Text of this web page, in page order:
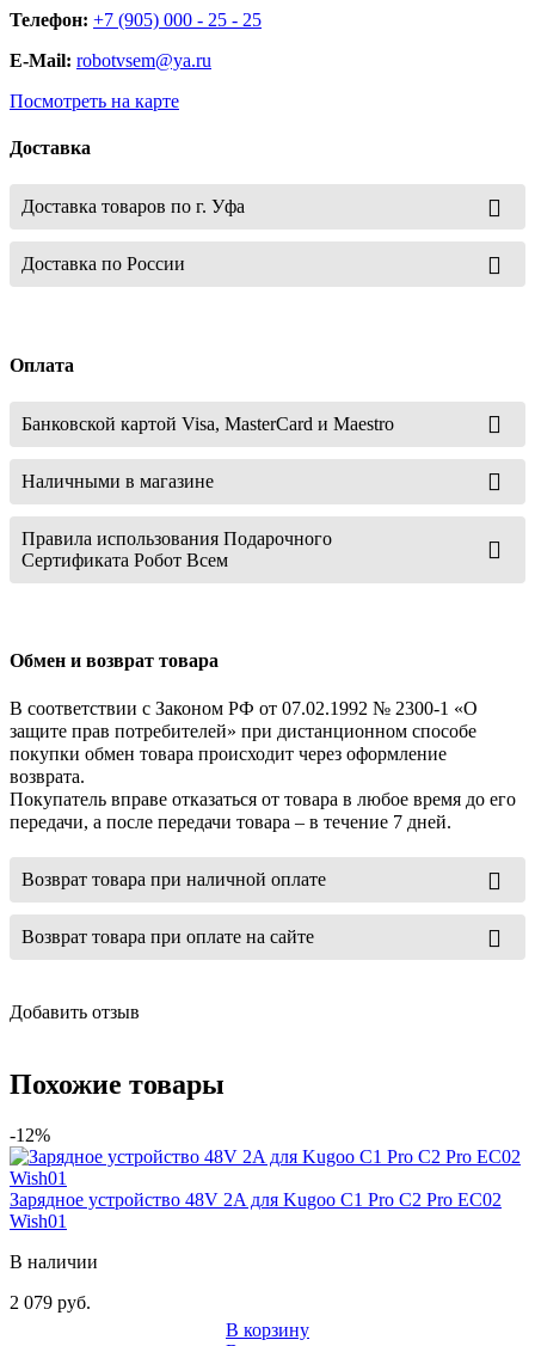
Телефон: +7 (905) 000 - 25 - 25
E-Mail: robotvsem@ya.ru
Посмотреть на карте
Доставка
Доставка товаров по г. Уфа
Доставка по России
Оплата
Банковской картой Visa, MasterCard и Maestro
Наличными в магазине
Правила использования Подарочного
Сертификата Робот Всем
Обмен и возврат товара
В соответствии с Законом РФ от 07.02.1992 № 2300-1 «О
защите прав потребителей» при дистанционном способе
покупки обмен товара происходит через оформление
возврата.
Покупатель вправе отказаться от товара в любое время до его
передачи, а после передачи товара – в течение 7 дней.
Возврат товара при наличной оплате
Возврат товара при оплате на сайте
Добавить отзыв
Похожие товары
-12%
Зарядное устройство 48V 2A для Kugoo C1 Pro C2 Pro EC02
Wish01
В наличии
2 079 руб.
В корзину